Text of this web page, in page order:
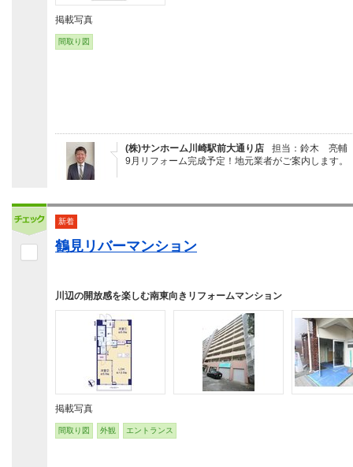
掲載写真
間取り図
(株)サンホーム川崎駅前大通り店
担当：鈴木 亮輔
9月リフォーム完成予定！地元業者がご案内します。
新着
鶴見リバーマンション
川辺の開放感を楽しむ南東向きリフォームマンション
掲載写真
間取り図 外観 エントランス